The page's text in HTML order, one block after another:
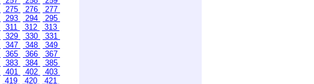
275 276
277
293 294
295
311 312
313
329 330
331
347 348
349
365 366
367
383 384
385
401 402
403
419 420
421